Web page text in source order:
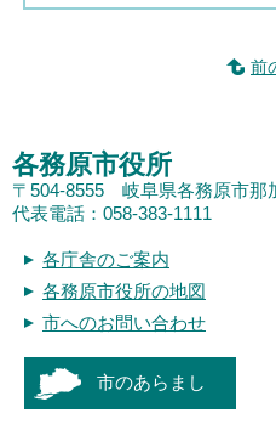
前
各務原市役所
〒504-8555 岐阜県各務原市那
代表電話：058-383-1111
各庁舎のご案内
各務原市役所の地図
市へのお問い合わせ
市のあらまし